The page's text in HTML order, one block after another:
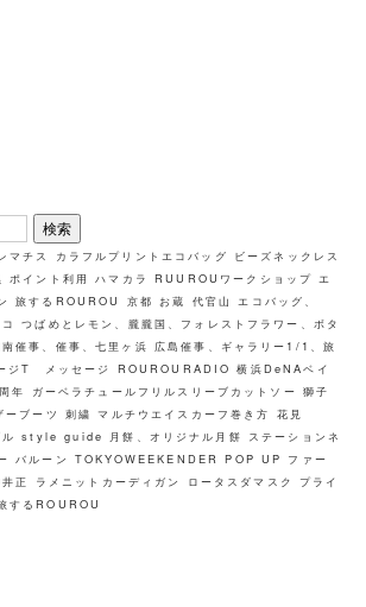
マチス カラフルプリントエコバッグ ビーズネックレス
ポイント利用 ハマカラ RUUROUワークショップ エ
旅するROUROU 京都 お蔵 代官山
エコバッグ、
つばめとレモン、朧朧国、フォレストフラワー、ボタ
催事、催事、七里ヶ浜 広島催事、ギャラリー1/1、旅
ジT メッセージ ROUROURADIO 横浜DeNAベイ
年 ガーベラチュールフリルスリーブカットソー 獅子
ブーツ 刺繍 マルチウエイスカーフ巻き方 花見
style guide 月餅、オリジナル月餅 ステーションネ
バルーン TOKYOWEEKENDER POP UP ファー
正 ラメニットカーディガン ロータスダマスク プライ
するROUROU